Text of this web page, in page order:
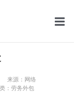
网
来源：网络
：劳务外包